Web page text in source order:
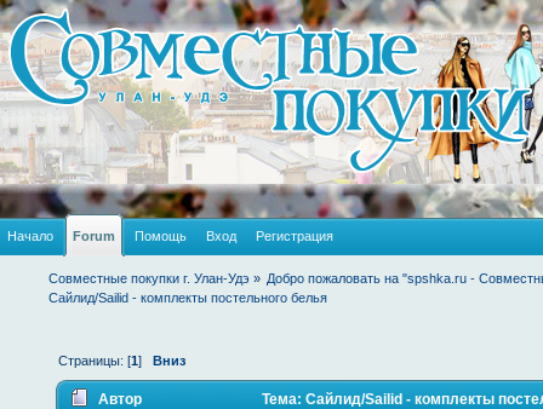
Начало Forum Помощь Вход Регистрация
Совместные покупки г. Улан-Удэ » Добро пожаловать на "spshka.ru -
Сайлид/Sailid - комплекты постельного белья
Страницы: [1]Вниз
Автор Тема: Сайлид/Sailid - комплекты